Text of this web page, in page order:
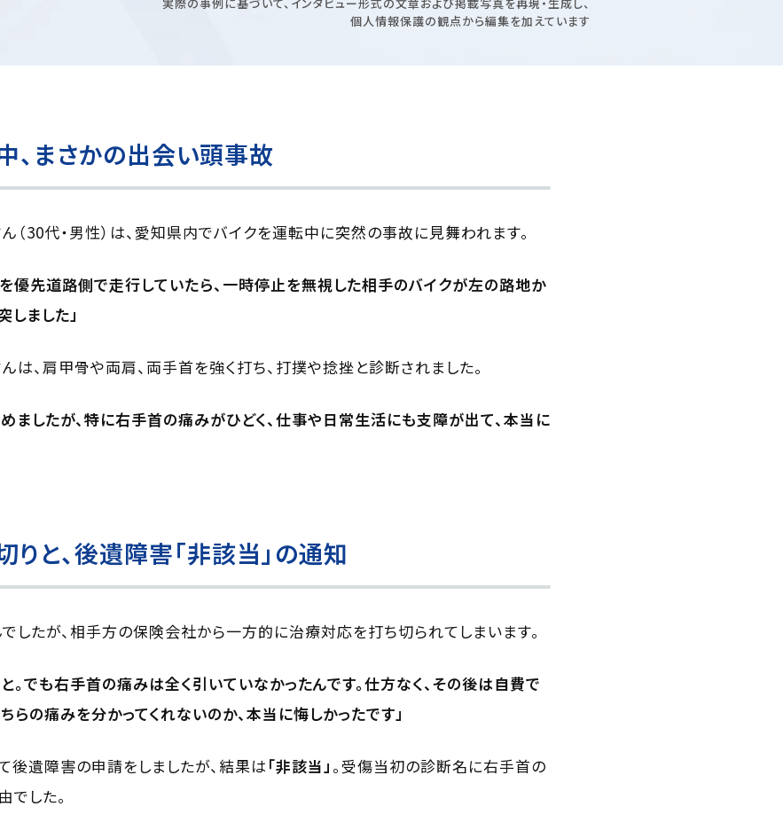
個人情報保護の観点から編集を加えています
、まさかの出会い頭事故
（30代・男性）は、愛知県内でバイクを運転中に突然の事故に見舞われます。
優先道路側で走行していたら、一時停止を無視した相手のバイクが左の路地か
しました」
は、肩甲骨や両肩、両手首を強く打ち、打撲や捻挫と診断されました。
ましたが、特に右手首の痛みがひどく、仕事や日常生活にも支障が出て、本当に
と、後遺障害「非該当」 の通知
したが、相手方の保険会社から一方的に治療対応を打ち切られてしまいます。
と。でも右手首の痛みは全く引いていなかったんです。仕方なく、その後は自費で
らの痛みを分かってくれないのか、本当に悔しかったです」
後遺障害の申請をしましたが、結果は「非該当」 。受傷当初の診断名に右手首の
でした。